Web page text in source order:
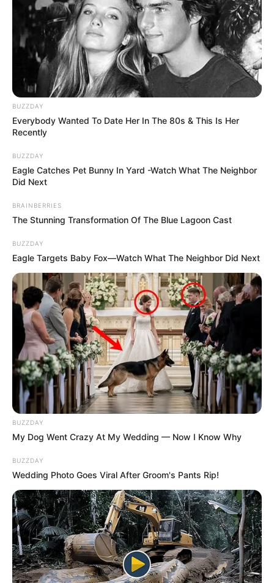
BUZZDAY
Everybody Wanted To Date Her In The 80s & This Is Her
Recently
BUZZDAY
Eagle Catches Pet Bunny In Yard -Watch What The Neighbor
Did Next
BRAINBERRIES
The Stunning Transformation Of The Blue Lagoon Cast
BUZZDAY
Eagle Targets Baby Fox—Watch What The Neighbor Did Next
BUZZDAY
My Dog Went Crazy At My Wedding — Now I Know Why
BUZZDAY
Wedding Photo Goes Viral After Groom's Pants Rip!